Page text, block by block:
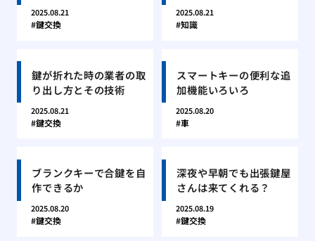
2025.08.21
鍵交換
2025.08.21
知識
鍵が折れた時の業者の取
り出し方とその技術
2025.08.21
鍵交換
スマートキーの便利な追
加機能いろいろ
2025.08.20
車
ブランクキーで合鍵を自
作できるか
2025.08.20
鍵交換
深夜や早朝でも出張鍵屋
さんは来てくれる？
2025.08.19
鍵交換